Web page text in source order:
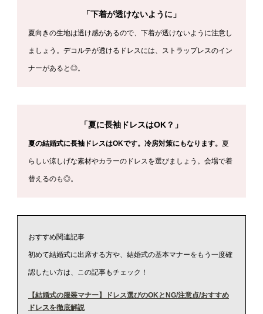
「下着が透けないように」
夏向きの生地は透け感があるので、下着が透けないように注意し
ましょう。デコルテが透けるドレスには、ストラップレスのイン
ナーがあると◎。
「夏に長袖ドレスはOK？」
夏の結婚式に長袖ドレスはOKです。冷房対策にもなります。 夏
らしい涼しげな素材やカラーのドレスを選びましょう。会場で着
替えるのも◎。
おすすめ関連記事
初めて結婚式に出席する方や、結婚式の基本マナーをもう一度確
認したい方は、この記事もチェック！
【結婚式の服装マナー】ドレス選びのOKとNG/注意点/おすすめ
ドレスを徹底解説